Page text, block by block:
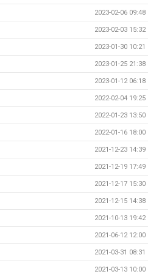
2023-02-06 09:48
2023-02-03 15:32
2023-01-30 10:21
2023-01-25 21:38
2023-01-12 06:18
2022-02-04 19:25
2022-01-23 13:50
2022-01-16 18:00
2021-12-23 14:39
2021-12-19 17:49
2021-12-17 15:30
2021-12-15 14:38
2021-10-13 19:42
2021-06-12 12:00
2021-03-31 08:31
2021-03-13 10:00